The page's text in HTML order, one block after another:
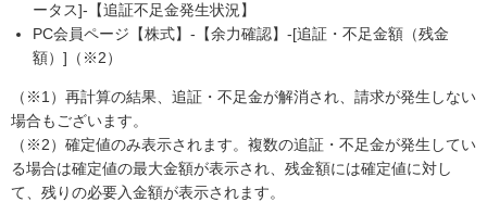
ータス]-【追証不足金発生状況】
PC会員ページ【株式】-【余力確認】-[追証・不足金額（残金
額）]（※2）
（※1）再計算の結果、追証・不足金が解消され、請求が発生しない
場合もございます。
（※2）確定値のみ表示されます。複数の追証・不足金が発生してい
る場合は確定値の最大金額が表示され、残金額には確定値に対し
て、残りの必要入金額が表示されます。